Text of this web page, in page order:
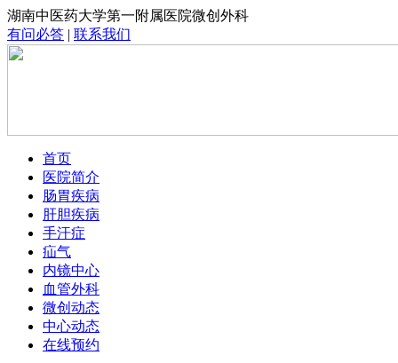
湖南中医药大学第一附属医院微创外科
有问必答 | 联系我们
首页
医院简介
肠胃疾病
肝胆疾病
手汗症
疝气
内镜中心
血管外科
微创动态
中心动态
在线预约